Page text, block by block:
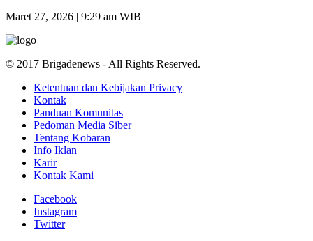
Maret 27, 2026 | 9:29 am WIB
© 2017 Brigadenews - All Rights Reserved.
Ketentuan dan Kebijakan Privacy
Kontak
Panduan Komunitas
Pedoman Media Siber
Tentang Kobaran
Info Iklan
Karir
Kontak Kami
Facebook
Instagram
Twitter